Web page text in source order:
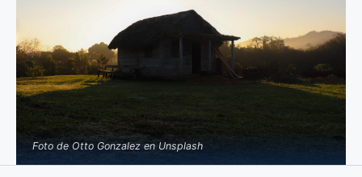
Foto de Otto Gonzalez en Unsplash